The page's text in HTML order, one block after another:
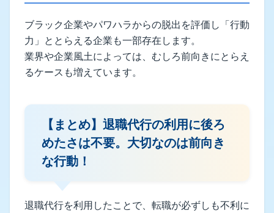
ブラック企業やパワハラからの脱出を評価し「行動
力」ととらえる企業も一部存在します。
業界や企業風土によっては、むしろ前向きにとらえ
るケースも増えています。
【まとめ】退職代行の利用に後ろ
めたさは不要。大切なのは前向き
な行動！
退職代行を利用したことで、転職が必ずしも不利に